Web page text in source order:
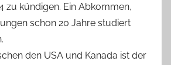
zu kündigen. Ein Abkommen,
schon 20 Jahre studiert
den USA und Kanada ist der